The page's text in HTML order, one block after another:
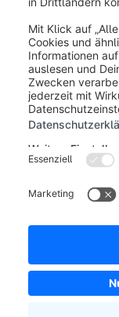
gelöst werden
eine
mit einem roten
Fällen musst du
um den
Problem in
Migration
Sobald du alle
Weiter